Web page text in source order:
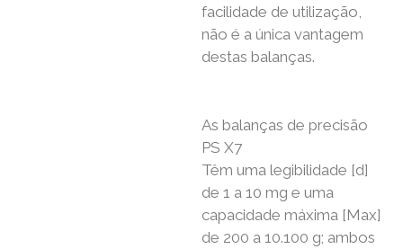
facilidade de utilização,
não é a única vantagem
destas balanças.
As balanças de precisão
PS X7
Têm uma legibilidade [d]
de 1 a 10 mg e uma
capacidade máxima [Max]
de 200 a 10.100 g; ambos